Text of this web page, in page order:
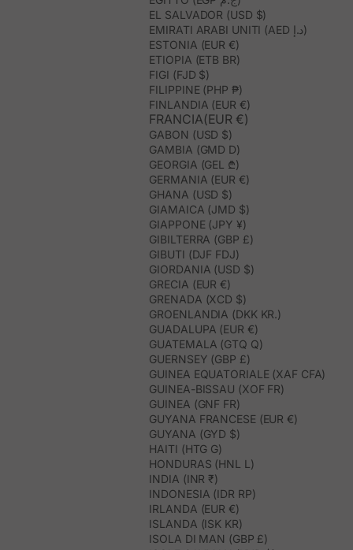
EL SALVADOR (USD $)
EMIRATI ARABI UNITI (AED د.إ)
ESTONIA (EUR €)
ETIOPIA (ETB BR)
FIGI (FJD $)
FILIPPINE (PHP ₱)
FINLANDIA (EUR €)
FRANCIA(EUR €)
GABON (USD $)
GAMBIA (GMD D)
GEORGIA (GEL ₾)
GERMANIA (EUR €)
GHANA (USD $)
GIAMAICA (JMD $)
GIAPPONE (JPY ¥)
GIBILTERRA (GBP £)
GIBUTI (DJF FDJ)
GIORDANIA (USD $)
GRECIA (EUR €)
GRENADA (XCD $)
GROENLANDIA (DKK KR.)
GUADALUPA (EUR €)
GUATEMALA (GTQ Q)
GUERNSEY (GBP £)
GUINEA EQUATORIALE (XAF CFA)
GUINEA-BISSAU (XOF FR)
GUINEA (GNF FR)
GUYANA FRANCESE (EUR €)
GUYANA (GYD $)
HAITI (HTG G)
HONDURAS (HNL L)
INDIA (INR ₹)
INDONESIA (IDR RP)
IRLANDA (EUR €)
ISLANDA (ISK KR)
ISOLA DI MAN (GBP £)